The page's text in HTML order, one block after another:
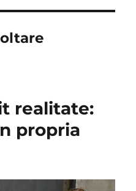
realitate:
propria